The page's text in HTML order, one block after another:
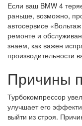
Если ваш BMW 4
раньше, возможно,
автосервисе
ремонте и
знаем, как важен
производительности
Причины
Турбокомпрессор
улучшает его
выйти из строя.